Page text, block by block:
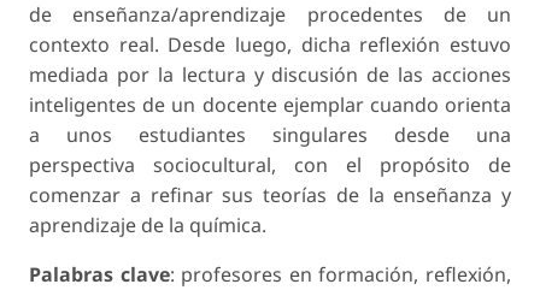
de enseñanza/aprendizaje procedentes de un
contexto real. Desde luego, dicha reflexión estuvo
mediada por la lectura y discusión de las acciones
inteligentes de un docente ejemplar cuando orienta
a unos estudiantes singulares desde una
perspectiva sociocultural, con el propósito de
comenzar a refinar sus teorías de la enseñanza y
aprendizaje de la química.
Palabras clave: profesores en formación, reflexión,